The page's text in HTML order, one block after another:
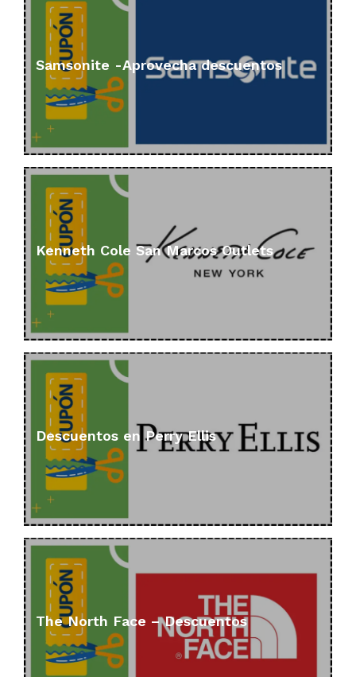
Samsonite -Aprovecha descuentos
Kenneth Cole San Marcos Outlets
Descuentos en Perry Ellis
The North Face – Descuentos